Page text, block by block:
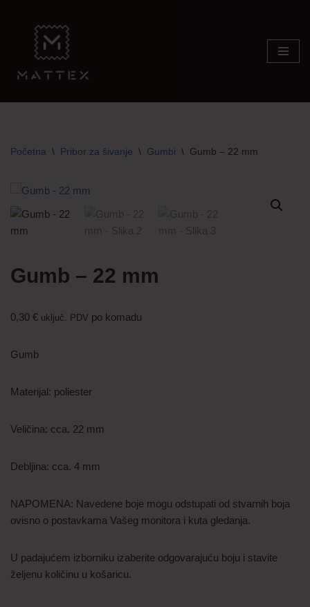
content
Početna \ Pribor za šivanje \ Gumbi \ Gumb – 22 mm
Gumb – 22 mm
0,30 € uključ. PDV po komadu
Gumb
Materijal: poliester
Veličina: cca. 22 mm
Debljina: cca. 4 mm
NAPOMENA: Navedene boje mogu odstupati od stvarnih boja
ovisno o postavkama Vašeg monitora i kuta gledanja.
U padajućem izborniku izaberite odgovarajuću boju i stavite
željenu količinu u košaricu.